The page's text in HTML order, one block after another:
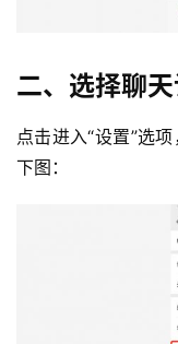
二、选择聊
点击进入“设置”选
下图：